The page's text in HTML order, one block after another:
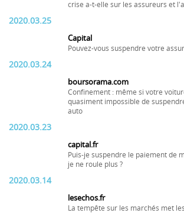
crise a-t-elle sur les assureurs et
2020.03.25
Capital
Pouvez-vous suspendre votre
2020.03.24
boursorama.com
Confinement : même si votre
quasiment impossible de
auto
2020.03.23
capital.fr
Puis-je suspendre le paiement de
je ne roule plus ?
2020.03.14
lesechos.fr
La tempête sur les marchés met